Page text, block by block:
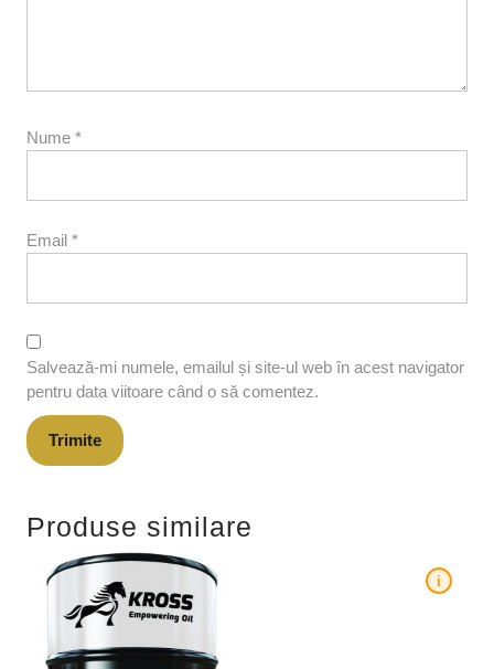
Nume *
Email *
Salvează-mi numele, emailul și site-ul web în acest navigator
pentru data viitoare când o să comentez.
Produse similare
i